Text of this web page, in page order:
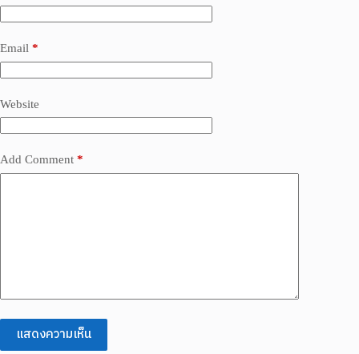
Email *
Website
Add Comment *
แสดงความเห็น